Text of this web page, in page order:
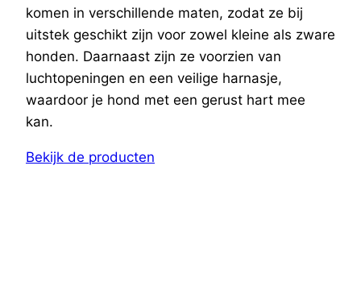
komen in verschillende maten, zodat ze bij
uitstek geschikt zijn voor zowel kleine als zware
honden. Daarnaast zijn ze voorzien van
luchtopeningen en een veilige harnasje,
waardoor je hond met een gerust hart mee
kan.
Bekijk de producten